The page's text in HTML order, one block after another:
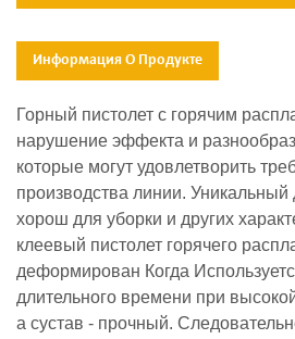
Информация О Продукте
Горный пистолет с горячим
нарушение эффекта и
которые могут удовлетворить
производства линии. Уникальный
хорош для уборки и других
клеевый пистолет горячего
деформирован Когда
длительного времени при
а сустав - прочный.